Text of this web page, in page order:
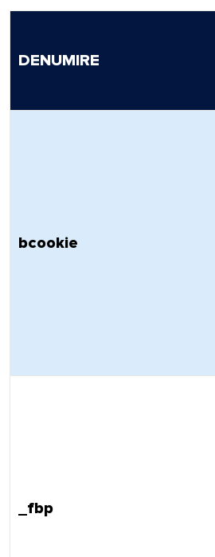
DENUMIRE
bcookie
_fbp